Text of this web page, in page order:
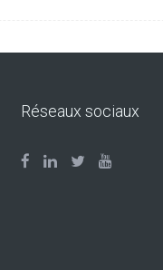
Réseaux sociaux